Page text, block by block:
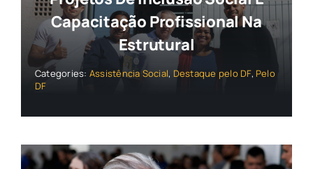
Capacitação Profissional Na
Estrutural
Categories: Assistência Social, Destaque pelo DF, Pelo
DF